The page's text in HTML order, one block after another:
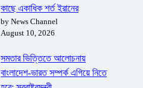
কাছে একাধিক শর্ত ইরানের
by News Channel
August 10, 2026
সমতার ভিত্তিতে আলোচনায়
বাংলাদেশ-ভারত সম্পর্ক এগিয়ে নিতে